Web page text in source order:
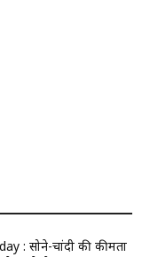
: सोने-चांदी की कीमतों